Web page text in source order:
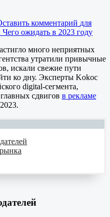
комментарий для
ожидать в 2023 году
много неприятных
утратили привычные
искали свежие пути
ко дну. Эксперты Kokoc
digital-сегмента,
сдвигов в рекламе